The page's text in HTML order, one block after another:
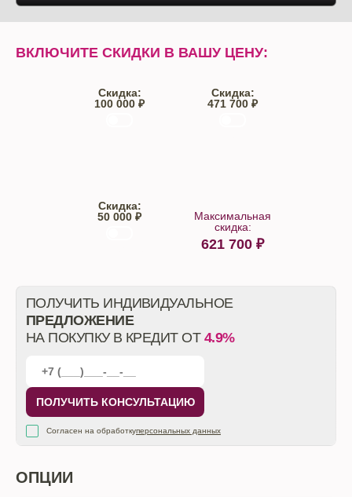
ВКЛЮЧИТЕ СКИДКИ В ВАШУ ЦЕНУ:
Скидка:
100 000 ₽
Скидка:
471 700 ₽
Скидка:
50 000 ₽
Максимальная
скидка:
621 700 ₽
ПОЛУЧИТЬ ИНДИВИДУАЛЬНОЕ
ПРЕДЛОЖЕНИЕ
НА ПОКУПКУ В КРЕДИТ ОТ 4.9%
ПОЛУЧИТЬ КОНСУЛЬТАЦИЮ
Согласен на обработкуперсональных данных
ОПЦИИ